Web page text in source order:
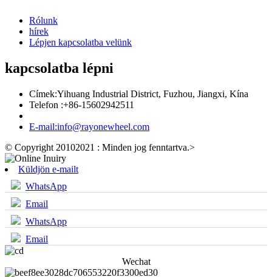
Rólunk
hírek
Lépjen kapcsolatba velünk
kapcsolatba lépni
Címek:Yihuang Industrial District, Fuzhou, Jiangxi, Kína
Telefon :+86-15602942511
E-mail:info@rayonewheel.com
© Copyright 20102021 : Minden jog fenntartva.>
Küldjön e-mailt
WhatsApp
Email
WhatsApp
Email
Wechat